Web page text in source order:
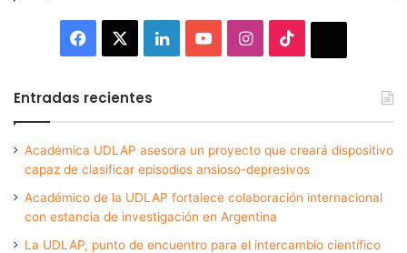
Facebook LinkedInYouTubeInstagram
Entradas recientes
Académica UDLAP asesora un proyecto que creará dispositivo
capaz de clasificar episodios ansioso-depresivos
Académico de la UDLAP fortalece colaboración internacional
con estancia de investigación en Argentina
La UDLAP, punto de encuentro para el intercambio científico